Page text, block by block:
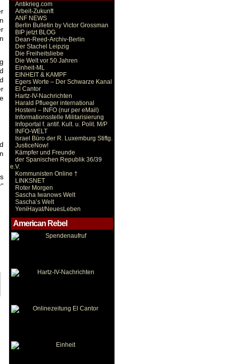
Antikrieg.com
Arbeit-Zukunft
ANF NEWS
Berlin Bulletin by Victor Grossman
BIP jetzt BLOG
Dean-Reed-Archiv-Berlin
Der Stachel Leipzig
Die Freiheitsliebe
Die Welt vor 50 Jahren
Einheit-ML
EINHEIT & KAMPF
Egers Worte – Der Schwarze Kanal
El Cantor
Hartz-IV-Nachrichten
Harald Pflueger international
Hosteni – INFO (nur per eMail)
Informationsstelle Militarisierung
Infoportal f. antif. Kult. u. Polit. M/P
INFO-WELT
Israel Büro der R. Luxemburg Stiftg.
JusticeNow!
Kämpfer und Freunde
der Spanischen Republik 36/39
e.V.
Kommunisten Online †
LINKSNET
Roter Morgen
Sascha Iwanows Welt
Sascha’s Welt
YeniHayat/NeuesLeben
American Rebel